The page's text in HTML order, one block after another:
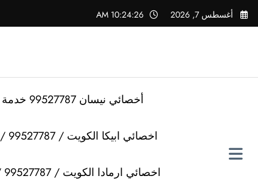
التجاوز
إلى
أغسطس 7, 2026 10:24:27 AM
أخصائي نيسان 99527787 خدمة تصليح سيارات نيسان
اخصائي ابيكا الكويت / 99527787 / كراج تصليح سيارات ابيكا
اخصائي ارمادا الكويت / 99527787 / كراج تصليح سيارات ارمادا